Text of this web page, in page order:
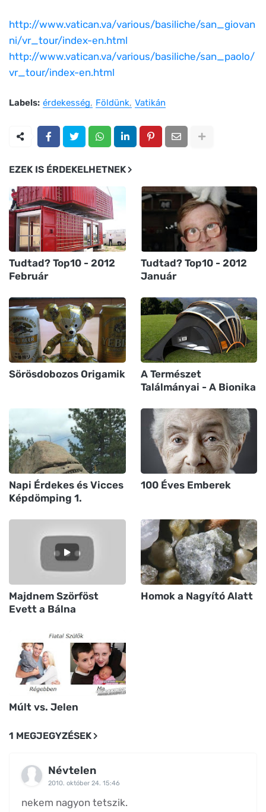
http://www.vatican.va/various/basiliche/san_giovan
ni/vr_tour/index-en.html
http://www.vatican.va/various/basiliche/san_paolo/
vr_tour/index-en.html
Labels: érdekesség Földünk Vatikán
EZEK IS ÉRDEKELHETNEK
Tudtad? Top10 - 2012
Február
Tudtad? Top10 - 2012
Január
Sörösdobozos Origamik
A Természet
Találmányai - A Bionika
Napi Érdekes és Vicces
Képdömping 1.
100 Éves Emberek
Majdnem Szörföst
Evett a Bálna
Homok a Nagyító Alatt
Múlt vs. Jelen
1 MEGJEGYZÉSEK
Névtelen
2010. október 24. 15:46
nekem nagyon tetszik.